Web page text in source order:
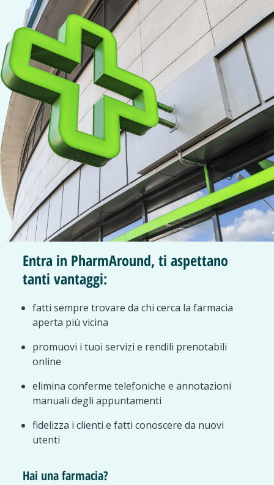
Entra in PharmAround, ti aspettano
tanti vantaggi:
fatti sempre trovare da chi cerca la farmacia
aperta più vicina
promuovi i tuoi servizi e rendili prenotabili
online
elimina conferme telefoniche e annotazioni
manuali degli appuntamenti
fidelizza i clienti e fatti conoscere da nuovi
utenti
Hai una farmacia?